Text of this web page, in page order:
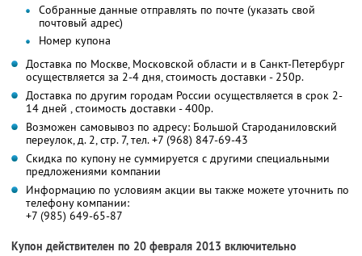
Собранные данные отправлять по почте (указать свой
почтовый адрес)
Номер купона
Доставка по Москве, Московской области и в Санкт-Петербург
осуществляется за 2-4 дня, стоимость доставки - 250р.
Доставка по другим городам России осуществляется в срок 2-
14 дней , стоимость доставки - 400р.
Возможен самовывоз по адресу: Большой Староданиловский
переулок, д. 2, стр. 7, тел. +7 (968) 847-69-43
Скидка по купону не суммируется с другими специальными
предложениями компании
Информацию по условиям акции вы также можете уточнить по
телефону компании:
+7 (985) 649-65-87
Купон действителен по 20 февраля 2013 включительно